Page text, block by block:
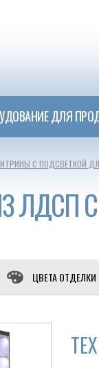
ДЛЯ
С ПОДСВЕТКОЙ
ЛДСП
ЦВЕТА ОТДЕЛКИ